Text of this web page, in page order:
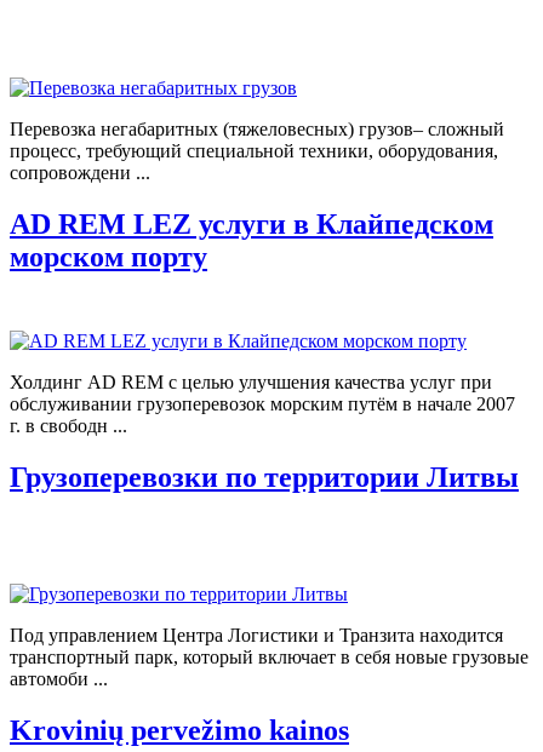
Перевозка негабаритных (тяжеловесных) грузов– сложный
процесс, требующий специальной техники, оборудования,
сопровождени ...
AD REM LEZ услуги в Клайпедском
морском порту
Холдинг AD REM с целью улучшения качества услуг при
обслуживании грузоперевозок морским путём в начале 2007
г. в свободн ...
Грузоперевозки по территории Литвы
Под управлением Центра Логистики и Транзита находится
транспортный парк, который включает в себя новые грузовые
автомоби ...
Krovinių pervežimo kainos